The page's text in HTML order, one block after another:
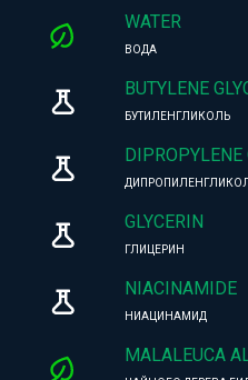
WATER
ВОДА
BUTYLENE
БУТИЛЕНГЛИКОЛЬ
DIPROPYLENE
GLYCERIN
ГЛИЦЕРИН
NIACINAMIDE
НИАЦИНАМИД
MALALEUCA